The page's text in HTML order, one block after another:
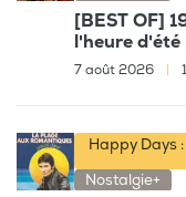
[BEST OF]
l'heure
7 août 2026
Happy Days
Nostalgie+